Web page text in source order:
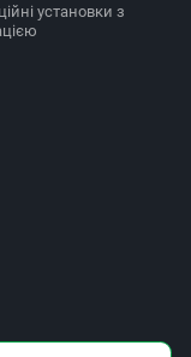
установки з